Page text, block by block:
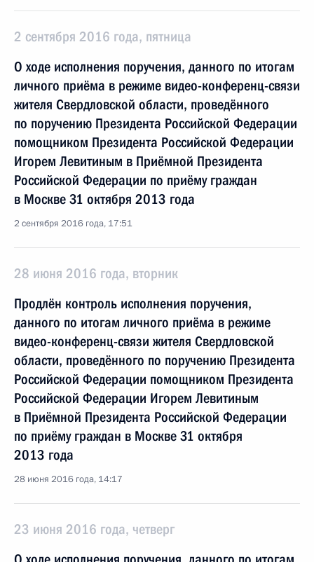
2 сентября 2016 года, пятница
О ходе исполнения поручения, данного по итогам
личного приёма в режиме видео-конференц-связи
жителя Свердловской области, проведённого
по поручению Президента Российской Федерации
помощником Президента Российской Федерации
Игорем Левитиным в Приёмной Президента
Российской Федерации по приёму граждан
в Москве 31 октября 2013 года
2 сентября 2016 года, 17:51
28 июня 2016 года, вторник
Продлён контроль исполнения поручения,
данного по итогам личного приёма в режиме
видео-конференц-связи жителя Свердловской
области, проведённого по поручению Президента
Российской Федерации помощником Президента
Российской Федерации Игорем Левитиным
в Приёмной Президента Российской Федерации
по приёму граждан в Москве 31 октября
2013 года
28 июня 2016 года, 14:17
23 июня 2016 года, четверг